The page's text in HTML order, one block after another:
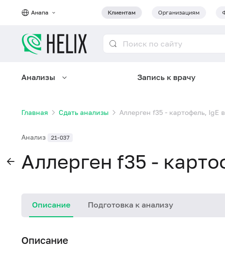
Анапа Клиентам Организациям
Анализы Запись к врачу
Главная Сдать анализы Аллерген f35 - картофель, IgE
Анализ 21-037
Аллерген f35 -
Описание Подготовка к анализу
Описание